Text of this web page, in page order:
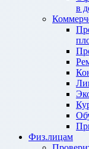
в
Физ.лицам